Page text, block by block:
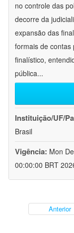
no controle das
decorre da
expansão das
formais de
finalístico,
pública...
Instituição/UF/
Brasil
Vigência: Mon
00:00:00 BRT
Anterior